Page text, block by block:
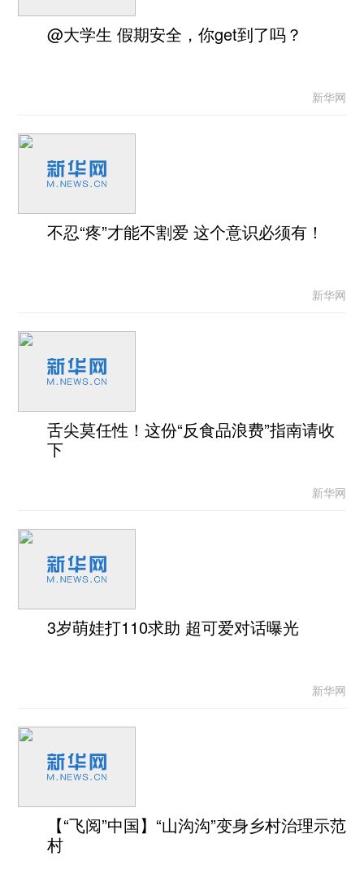
@大学生 假期安全，你get到了吗？
新华网
不忍“疼”才能不割爱 这个意识必须有！
新华网
舌尖莫任性！这份“反食品浪费”指南请收
下
新华网
3岁萌娃打110求助 超可爱对话曝光
新华网
【“飞阅”中国】“山沟沟”变身乡村治理示范
村